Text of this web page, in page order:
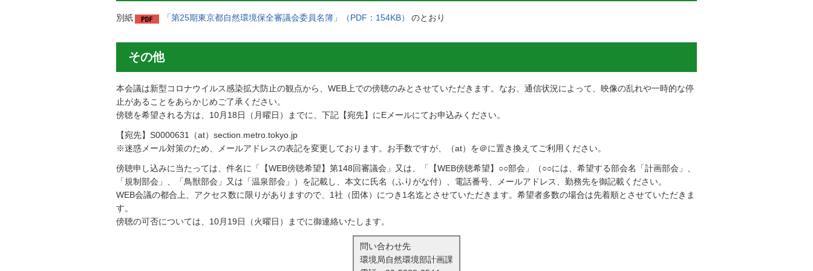
別紙 「第25期東京都自然環境保全審議会委員名簿」（PDF：154KB） のとおり
その他
本会議は新型コロナウイルス感染拡大防止の観点から、WEB上での傍聴のみとさせていただきます。なお、通信状況によって、映像の乱れや一時的な停
止があることをあらかじめご了承ください。
傍聴を希望される方は、10月18日（月曜日）までに、下記【宛先】にEメールにてお申込みください。
【宛先】S0000631（at）section.metro.tokyo.jp
※迷惑メール対策のため、メールアドレスの表記を変更しております。お手数ですが、（at）を＠に置き換えてご利用ください。
傍聴申し込みに当たっては、件名に「【WEB傍聴希望】第148回審議会」又は、「【WEB傍聴希望】○○部会」（○○には、希望する部会名「計画部会」、
「規制部会」、「鳥獣部会」又は「温泉部会」）を記載し、本文に氏名（ふりがな付）、電話番号、メールアドレス、勤務先を御記載ください。
WEB会議の都合上、アクセス数に限りがありますので、1社（団体）につき1名迄とさせていただきます。希望者多数の場合は先着順とさせていただきま
す。
傍聴の可否については、10月19日（火曜日）までに御連絡いたします。
問い合わせ先
環境局自然環境部計画課